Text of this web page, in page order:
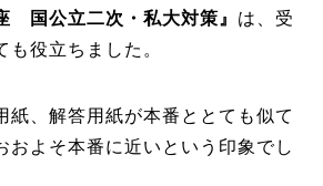
国公立二次・私大対策』 は、受
役立ちました。
、解答用紙が本番ととても似て
およそ本番に近いという印象でし